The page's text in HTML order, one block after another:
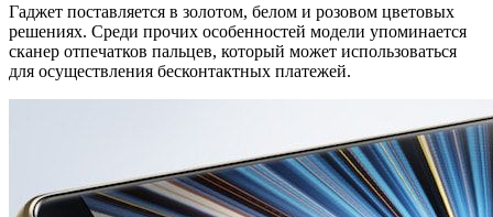
Гаджет поставляется в золотом, белом и розовом цветовых
решениях. Среди прочих особенностей модели упоминается
сканер отпечатков пальцев, который может использоваться
для осуществления бесконтактных платежей.